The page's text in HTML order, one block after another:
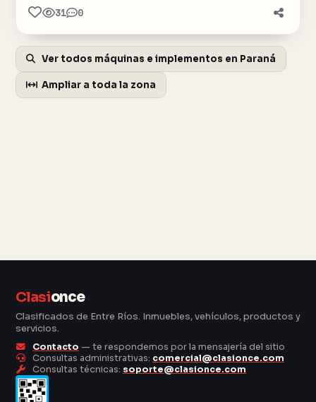
31 0
Ver todos máquinas e implementos en Paraná
Ampliar a toda la zona
Clasionce
Clasificados de Entre Ríos. Inmuebles, vehículos, productos y
servicios.
Contacto — te respondemos por la mensajería del sitio
Consultas administrativas: comercial@clasionce.com
Consultas técnicas: soporte@clasionce.com